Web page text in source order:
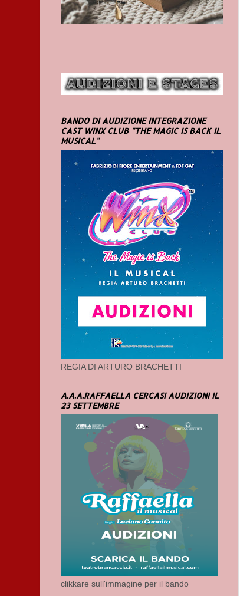
BANDO DI AUDIZIONE INTEGRAZIONE
CAST WINX CLUB "THE MAGIC IS BACK IL
MUSICAL"
REGIA DI ARTURO BRACHETTI
A.A.A.RAFFAELLA CERCASI AUDIZIONI IL
23 SETTEMBRE
clikkare sull'immagine per il bando